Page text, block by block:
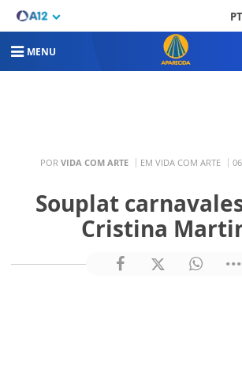
PT
MENU
POR VIDA COM ARTE EM VIDA COM ARTE
Souplat
Cristina